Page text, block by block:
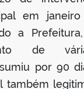
em
a
de
por 90
também